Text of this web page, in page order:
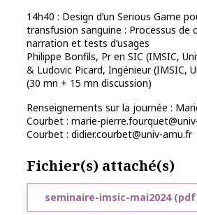
14h40 : Design d’un Serious Game
transfusion sanguine : Processus de
narration et tests d’usages
Philippe Bonfils, Pr en SIC (IMSIC,
& Ludovic Picard, Ingénieur (IMSIC,
(30 mn + 15 mn discussion)
Renseignements sur la journée :
Courbet : marie-
Courbet : didier.courbet@univ-amu.fr
Fichier(s) attaché(s)
seminaire-imsic-mai2024